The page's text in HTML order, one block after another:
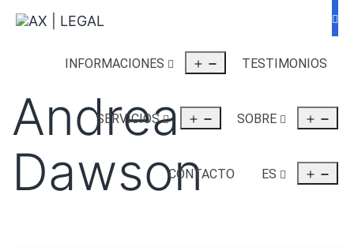
INFORMACIONES TESTIMONIOS
SERVICIOS SOBRE
CONTACTO ES
Andrea
Dawson